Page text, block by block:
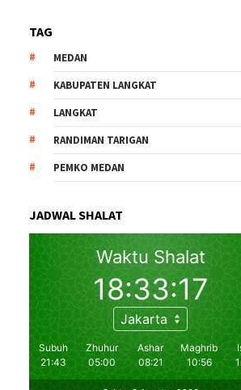
TAG
MEDAN
KABUPATEN LANGKAT
LANGKAT
RANDIMAN TARIGAN
PEMKO MEDAN
JADWAL SHALAT